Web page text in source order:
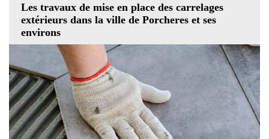
Les travaux de mise en place des carrelages
extérieurs dans la ville de Porcheres et ses
environs